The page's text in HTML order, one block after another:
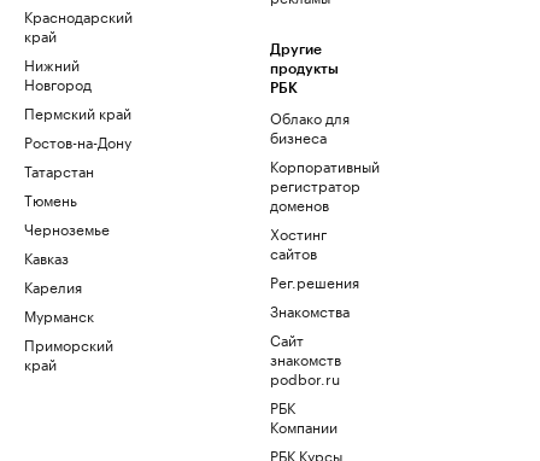
Краснодарский
край
Нижний
Новгород
Пермский край
Ростов-на-Дону
Татарстан
Тюмень
Черноземье
Кавказ
Карелия
Мурманск
Приморский
край
Другие
продукты
РБК
Облако для
бизнеса
Корпоративный
регистратор
доменов
Хостинг
сайтов
Рег.решения
Знакомства
Сайт
знакомств
podbor.ru
РБК
Компании
РБК Курсы